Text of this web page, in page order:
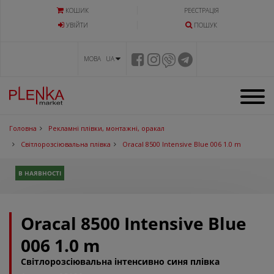
КОШИК
РЕЄСТРАЦІЯ
УВIЙТИ
ПОШУК
МОВА UA
Головна
Рекламні плівки, монтажні, оракал
Світлорозсіювальна плівка
Oracal 8500 Intensive Blue 006 1.0 m
В НАЯВНОСТІ
Oracal 8500 Intensive Blue
006 1.0 m
Світлорозсіювальна інтенсивно синя плівка